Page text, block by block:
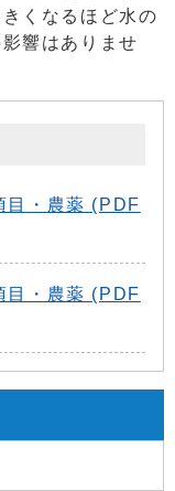
くなるほど水の
響はありませ
目・農薬 (PDF
目・農薬 (PDF